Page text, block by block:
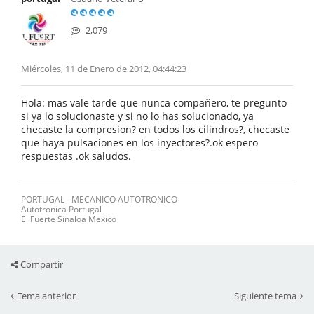
2,079
Miércoles, 11 de Enero de 2012, 04:44:23
Hola: mas vale tarde que nunca compañero, te pregunto
si ya lo solucionaste y si no lo has solucionado, ya
checaste la compresion? en todos los cilindros?, checaste
que haya pulsaciones en los inyectores?.ok espero
respuestas .ok saludos.
PORTUGAL - MECANICO AUTOTRONICO
Autotronica Portugal
El Fuerte Sinaloa Mexico
Compartir
Tema anterior Siguiente tema